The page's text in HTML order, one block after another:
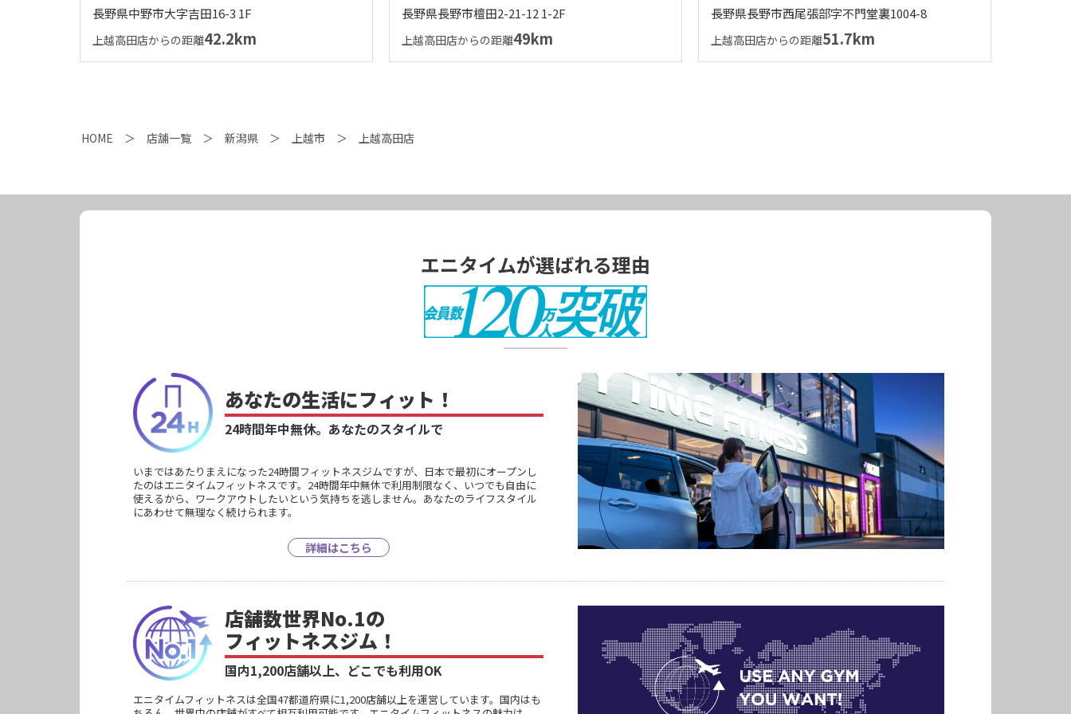
長野県中野市大字吉田16-3 1F
上越高田店からの距離42.2km
長野県長野市檀田2-21-12 1-2F
上越高田店からの距離49km
長野県長野市西尾張部字不門堂裏1004-8
上越高田店からの距離51.7km
HOME 店舗一覧 新潟県 上越市 上越高田店
エニタイムが選ばれる理由
あなたの生活にフィット！
24時間年中無休。 あなたのスタイルで
いまではあたりまえになった24時間フィットネスジムですが、日本で最初にオープンし
たのはエニタイムフィットネスです。24時間年中無休で利用制限なく、いつでも自由に
使えるから、ワークアウトしたいという気持ちを逃しません。あなたのライフスタイル
にあわせて無理なく続けられます。
詳細はこちら
店舗数世界No.1の
フィットネスジム！
国内1,200店舗以上、 どこでも利用OK
エニタイムフィットネスは全国47都道府県に1,200店舗以上を運営しています。国内はも